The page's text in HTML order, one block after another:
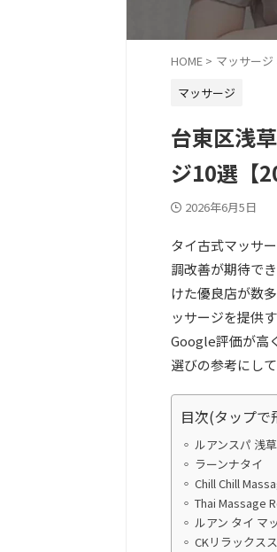
HOME > マッサージ
マッサージ
台東区浅
ジ10選【
2026年6月5日
タイ古式マッサ
調改善が期待で
けた優良店が数
ッサージを提供
Google評価が高
選びの参考にして
目次(タップで
ルアンスパ 浅
ラーンナタイ
Chill Chill
Thai Massage
ルアン タイ マ
CKリラックス